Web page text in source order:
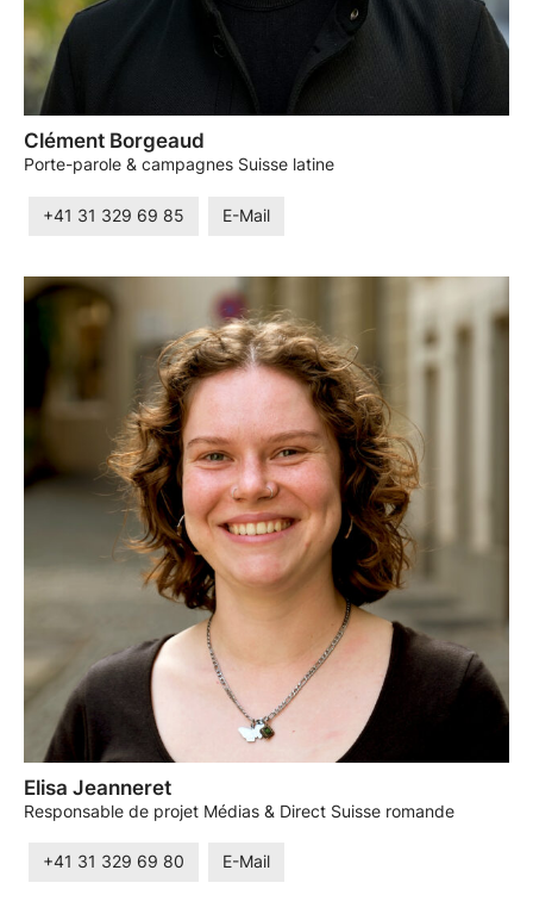
Clément Borgeaud
Porte-parole & campagnes Suisse latine
+41 31 329 69 85 E-Mail
Elisa Jeanneret
Responsable de projet Médias & Direct Suisse romande
+41 31 329 69 80 E-Mail